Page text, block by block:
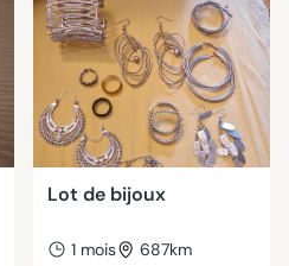
Lot de bijoux
1 mois 687km